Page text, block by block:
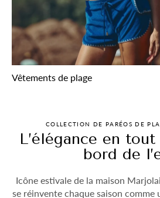
Vêtements de plage
COLLECTION DE PARÉOS DE
L’élégance en
bord de
Icône estivale de la maison
se réinvente chaque saison comme